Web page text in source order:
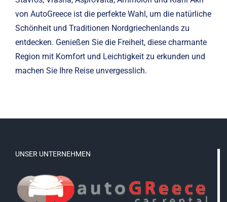
von AutoGreece ist die perfekte Wahl, um die natürliche
Schönheit und Traditionen Nordgriechenlands zu
entdecken. Genießen Sie die Freiheit, diese charmante
Region mit Komfort und Leichtigkeit zu erkunden und
machen Sie Ihre Reise unvergesslich.
UNSER UNTERNEHMEN